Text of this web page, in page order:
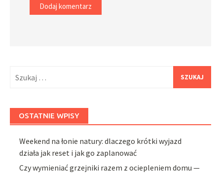
OSTATNIE WPISY
Weekend na łonie natury: dlaczego krótki wyjazd
działa jak reset i jak go zaplanować
Czy wymieniać grzejniki razem z ociepleniem domu —